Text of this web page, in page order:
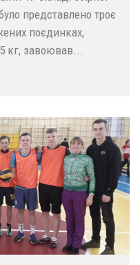
представлено троє
поєдинках,
кг, завоював...